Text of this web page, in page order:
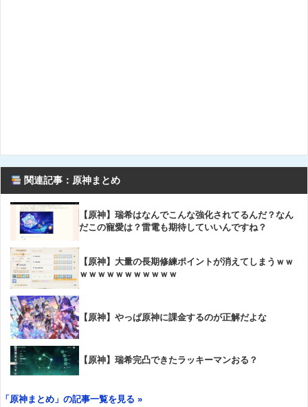
関連記事：原神まとめ
【原神】瑞希はなんでこんな強化されてるんだ？なん
だこの寵愛は？雷電も期待していいんですね？
【原神】大量の長期修練ポイントが消えてしまうｗｗ
ｗｗｗｗｗｗｗｗｗｗｗ
【原神】やっぱ原神に課金するのが正解だよな
【原神】瑞希完凸できたラッキーマンおる？
「原神まとめ」の記事一覧を見る »